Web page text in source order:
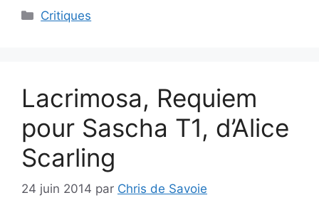
Critiques
Lacrimosa, Requiem
pour Sascha T1, d’Alice
Scarling
24 juin 2014 par Chris de Savoie